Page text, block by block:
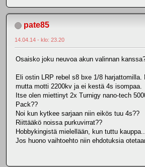
pate85
14.04.14 - klo: 23.20
Osaisko joku neuvoa akun valinnan
Eli ostin LRP rebel s8 bxe 1/8 harjattomilla.
mutta motti 2200kv ja ei kestä 4s isompaa.
Itse olen miettinyt 2x Turnigy nano-tech
Pack??
Noi kun kytkee sarjaan niin eikös tuu 4s??
Riittääkö noissa purkuvirrat??
Hobbykingistä mielellään, kun tuttu kauppa..
Jos huono vaihtoehto niin ehdotuksia